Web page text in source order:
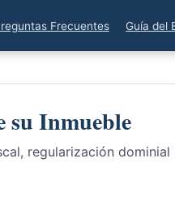
Frecuentes Guía del
su Inmueble
regularización